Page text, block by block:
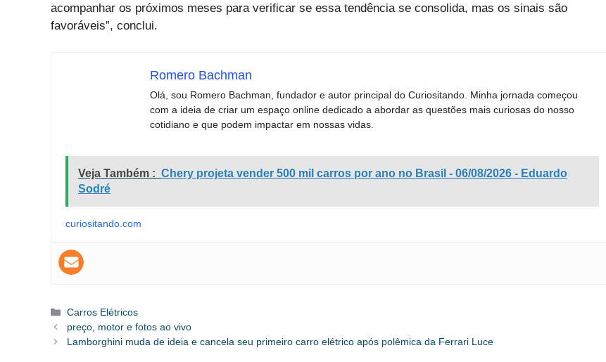
acompanhar os próximos meses para verificar se essa tendência se consolida, mas os sinais são
favoráveis”, conclui.
Romero Bachman
Olá, sou Romero Bachman, fundador e autor principal do Curiositando. Minha jornada começou
com a ideia de criar um espaço online dedicado a abordar as questões mais curiosas do nosso
cotidiano e que podem impactar em nossas vidas.
Veja Também : Chery projeta vender 500 mil carros por ano no Brasil - 06/08/2026 - Eduardo
Sodré
curiositando.com
Categorias
Carros Elétricos
preço, motor e fotos ao vivo
Lamborghini muda de ideia e cancela seu primeiro carro elétrico após polêmica da Ferrari Luce